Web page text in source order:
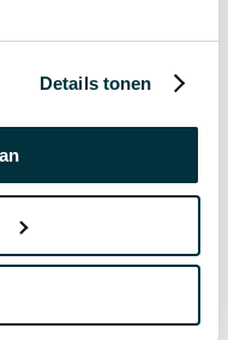
Details tonen